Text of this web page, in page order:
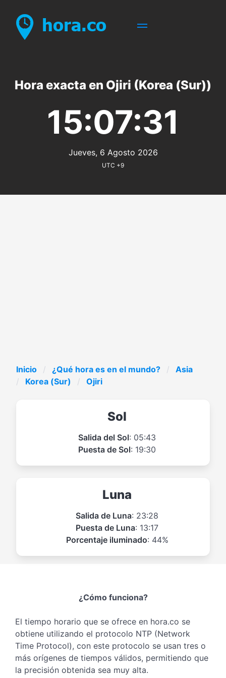
Hora exacta en Ojiri (Korea (Sur))
15:07:31
Jueves, 6 Agosto 2026
UTC +9
Inicio ¿Qué hora es en el mundo?
Asia
Korea (Sur)
Ojiri
Sol
Salida del Sol: 05:43
Puesta de Sol: 19:30
Luna
Salida de Luna: 23:28
Puesta de Luna: 13:17
Porcentaje iluminado: 44%
¿Cómo funciona?
El tiempo horario que se ofrece en hora.co se
obtiene utilizando el protocolo NTP (Network
Time Protocol), con este protocolo se usan tres o
más orígenes de tiempos válidos, permitiendo que
la precisión obtenida sea muy alta.